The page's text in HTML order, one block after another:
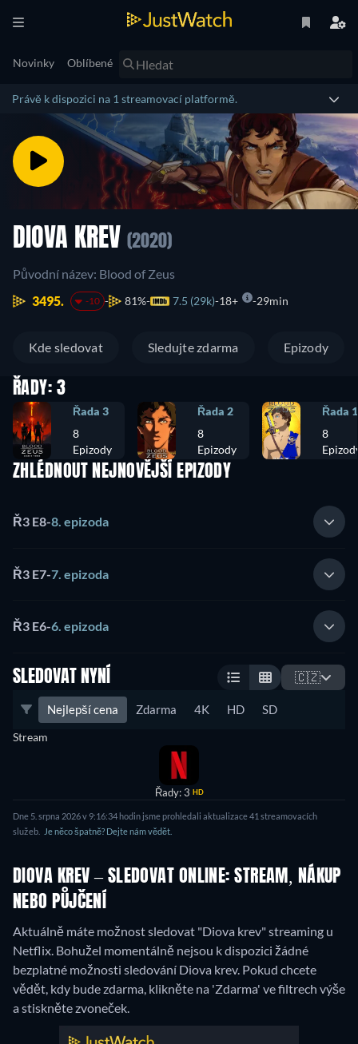
Novinky Oblíbené
Právě k dispozici na 1 streamovací platformě.
DIOVA KREV (2020)
Původní název: Blood of Zeus
3495.
-10 81% 7.5 (29k) 18+ 29min
Kde sledovat Sledujte zdarma Epizody
ŘADY: 3
Řada 3
8
Epizody
Řada 2
8
Epizody
Řada 1
8
ZHLÉDNOUT NEJNOVĚJŠÍ EPIZODY
Ř3 E8-8. epizoda
Ř3 E7-7. epizoda
Ř3 E6-6. epizoda
SLEDOVAT NYNÍ 🇨🇿
Nejlepší cena Zdarma 4K HD SD
Stream
Řady: 3 HD
Dne 5. srpna 2026 v 9:16:34 hodin jsme prohledali aktualizace 41 streamovacích
služeb.
Je něco špatně? Dejte nám vědět.
DIOVA KREV – SLEDOVAT ONLINE: STREAM, NÁKUP
NEBO PŮJČENÍ
Aktuálně máte možnost sledovat "Diova krev" streaming u
Netflix. Bohužel momentálně nejsou k dispozici žádné
bezplatné možnosti sledování Diova krev. Pokud chcete
vědět, kdy bude zdarma, klikněte na 'Zdarma' ve filtrech výše
a stiskněte zvoneček.